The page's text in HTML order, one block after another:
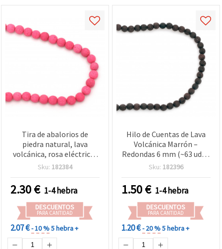
Tira de abalorios de
piedra natural, lava
volcánica, rosa eléctrico,
redondos 10 mm, aprox.
Sku: 182384
2.30€ 1-4 hebra
DESCUENTOS
PARA CANTIDAD
2.07 €- 10 %5 hebra +
Hilo de Cuentas de Lava
Volcánica Marrón –
Redondas 6 mm (~63 uds),
ideal para bisutería
manualidades creativas
Sku: 182396
1.50€ 1-4 hebra
DESCUENTOS
PARA CANTIDAD
1.20 €- 20 %5 hebra +